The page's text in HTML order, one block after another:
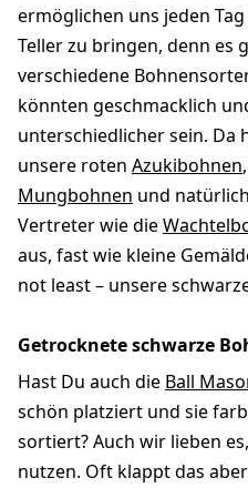
ermöglichen uns jeden
Teller zu bringen, denn es
verschiedene
könnten geschmacklich
unterschiedlicher sein. Da
unsere roten Azukibohnen
Mungbohnen und
Vertreter wie die
aus, fast wie kleine
not least – unsere
Getrocknete schwarze
Hast Du auch die Ball
schön platziert und sie
sortiert? Auch wir lieben
nutzen. Oft klappt das